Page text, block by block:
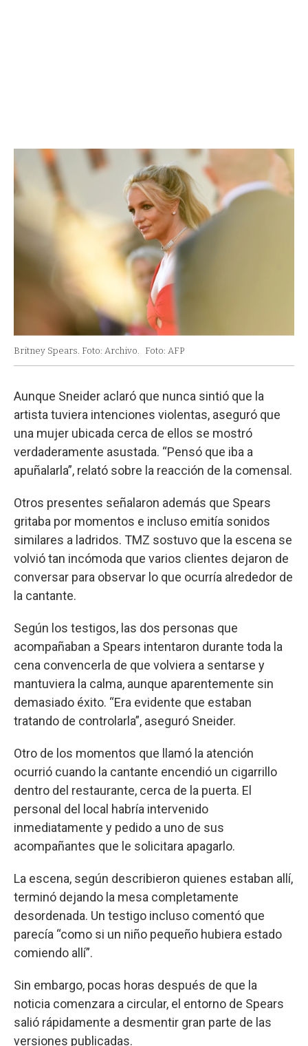
Britney Spears. Foto: Archivo. Foto: AFP
Aunque Sneider aclaró que nunca sintió que la
artista tuviera intenciones violentas, aseguró que
una mujer ubicada cerca de ellos se mostró
verdaderamente asustada. “Pensó que iba a
apuñalarla”, relató sobre la reacción de la comensal.
Otros presentes señalaron además que Spears
gritaba por momentos e incluso emitía sonidos
similares a ladridos. TMZ sostuvo que la escena se
volvió tan incómoda que varios clientes dejaron de
conversar para observar lo que ocurría alrededor de
la cantante.
Según los testigos, las dos personas que
acompañaban a Spears intentaron durante toda la
cena convencerla de que volviera a sentarse y
mantuviera la calma, aunque aparentemente sin
demasiado éxito. “Era evidente que estaban
tratando de controlarla”, aseguró Sneider.
Otro de los momentos que llamó la atención
ocurrió cuando la cantante encendió un cigarrillo
dentro del restaurante, cerca de la puerta. El
personal del local habría intervenido
inmediatamente y pedido a uno de sus
acompañantes que le solicitara apagarlo.
La escena, según describieron quienes estaban allí,
terminó dejando la mesa completamente
desordenada. Un testigo incluso comentó que
parecía “como si un niño pequeño hubiera estado
comiendo allí”.
Sin embargo, pocas horas después de que la
noticia comenzara a circular, el entorno de Spears
salió rápidamente a desmentir gran parte de las
versiones publicadas.